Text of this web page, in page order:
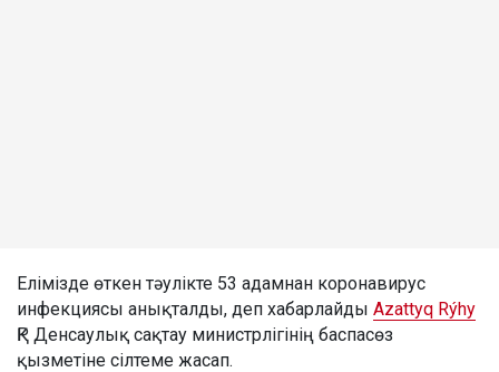
Елімізде өткен тәулікте 53 адамнан коронавирус
инфекциясы анықталды, деп хабарлайды Azattyq Rýhy
ҚР Денсаулық сақтау министрлігінің баспасөз
қызметіне сілтеме жасап.